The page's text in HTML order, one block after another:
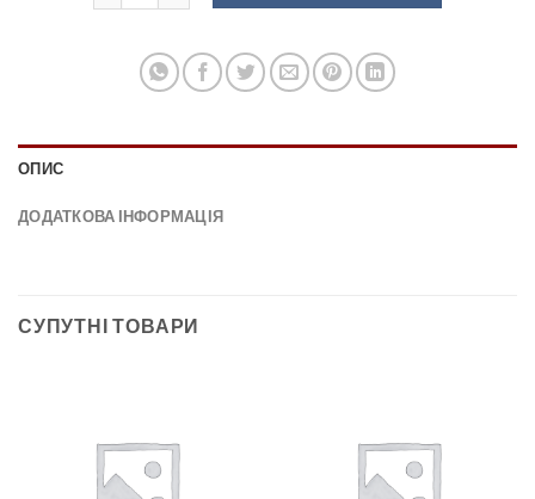
ОПИС
ДОДАТКОВА ІНФОРМАЦІЯ
СУПУТНІ ТОВАРИ